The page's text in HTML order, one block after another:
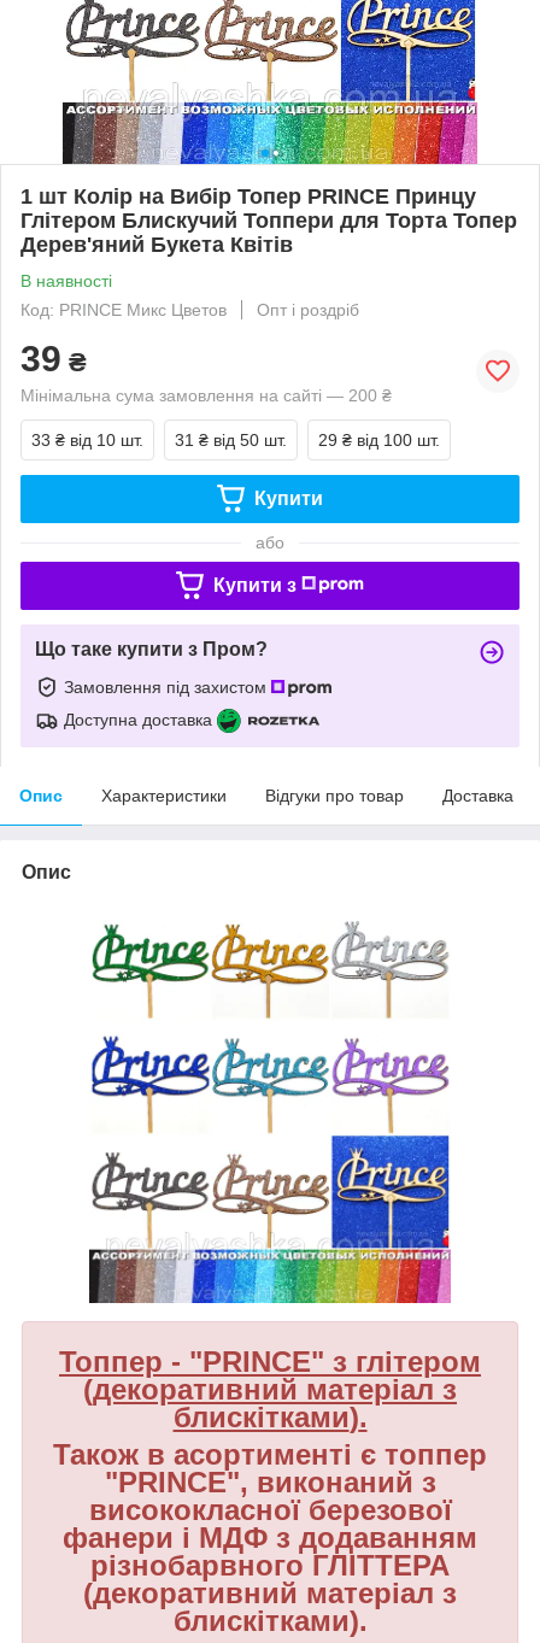
1 шт Колір на Вибір Топер PRINCE Принцу
Глітером Блискучий Топпери для Торта Топер
Дерев'яний Букета Квітів
В наявності
Код: PRINCE Микс Цветов
Опт і роздріб
39 ₴
Мінімальна сума замовлення на сайті — 200 ₴
33 ₴ від 10 шт. 31 ₴ від 50 шт. 29 ₴ від 100 шт.
Купити
або
Купити з
Що таке купити з Пром?
Замовлення під захистом
Доступна доставка
Опис Характеристики Відгуки про товар Доставка
Опис
Топпер - "PRINCE" з глітером
(декоративний матеріал з
блискітками).
Також в асортименті є топпер
"PRINCE", виконаний з
висококласної березової
фанери і МДФ з додаванням
різнобарвного ГЛІТТЕРА
(декоративний матеріал з
блискітками).